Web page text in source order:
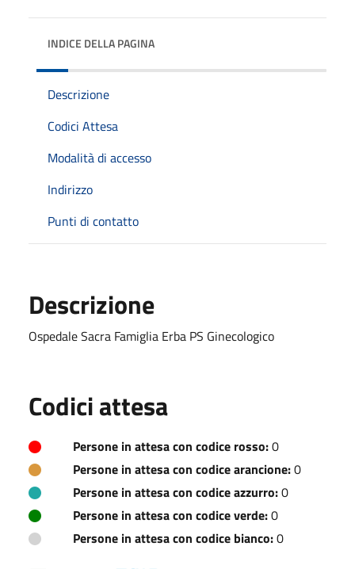
INDICE DELLA PAGINA
Descrizione
Codici Attesa
Modalità di accesso
Indirizzo
Punti di contatto
Descrizione
Ospedale Sacra Famiglia Erba PS Ginecologico
Codici attesa
Persone in attesa con codice rosso:0
Persone in attesa con codice arancione:0
Persone in attesa con codice azzurro:0
Persone in attesa con codice verde:0
Persone in attesa con codice bianco:0